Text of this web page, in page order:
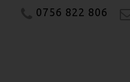
0756 822 806